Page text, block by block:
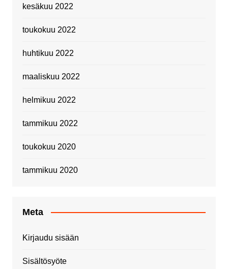
kesäkuu 2022
toukokuu 2022
huhtikuu 2022
maaliskuu 2022
helmikuu 2022
tammikuu 2022
toukokuu 2020
tammikuu 2020
Meta
Kirjaudu sisään
Sisältösyöte